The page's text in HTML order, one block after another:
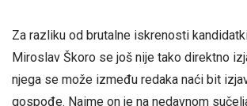
Za razliku od brutalne iskrenosti
Miroslav Škoro se još nije tako direktno
njega se može između redaka naći bit
gospođe. Naime on je na nedavnom